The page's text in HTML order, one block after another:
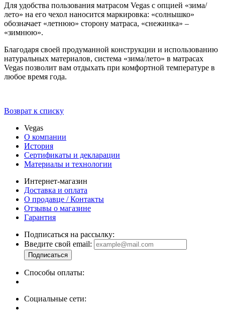
Для удобства пользования матрасом Vegas с опцией «зима/
лето» на его чехол наносится маркировка: «солнышко»
обозначает «летнюю» сторону матраса, «снежинка» –
«зимнюю».
Благодаря своей продуманной конструкции и использованию
натуральных материалов, система «зима/лето» в матрасах
Vegas позволит вам отдыхать при комфортной температуре в
любое время года.
Возврат к списку
Vegas
О компании
История
Сертификаты и декларации
Материалы и технологии
Интернет-магазин
Доставка и оплата
О продавце / Контакты
Отзывы о магазине
Гарантия
Подписаться на рассылку:
Введите свой email:
Способы оплаты:
Социальные сети: